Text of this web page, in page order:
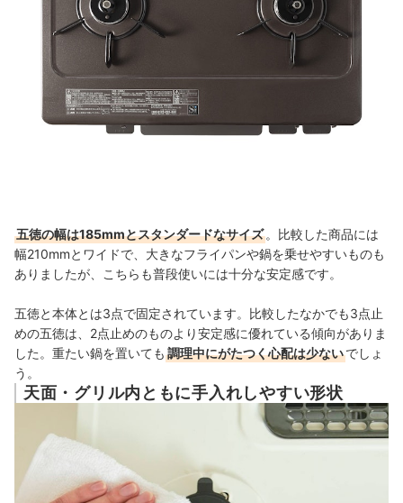
五徳の幅は185mmとスタンダードなサイズ 。比較した商品には
幅210mmとワイドで、大きなフライパンや鍋を乗せやすいものも
ありましたが、こちらも普段使いには十分な安定感です。
五徳と本体とは3点で固定されています。比較したなかでも3点止
めの五徳は、2点止めのものより安定感に優れている傾向がありま
した。重たい鍋を置いても 調理中にがたつく心配は少ないでしょ
う。
天面・グリル内ともに手入れしやすい形状